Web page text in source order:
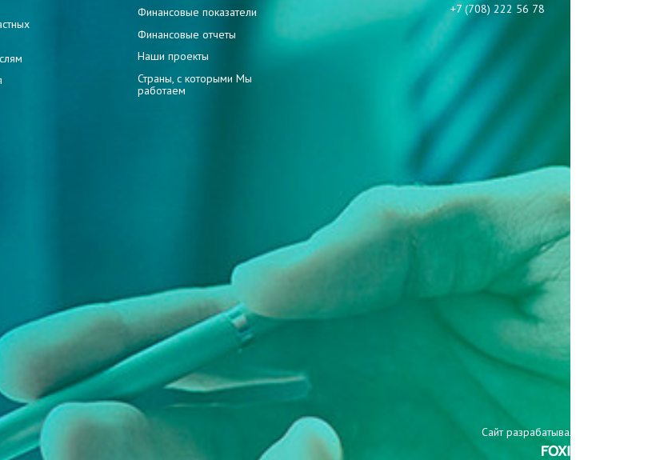
Финансовые показатели
Финансовые отчеты
Наши проекты
Страны, с которыми Мы
работаем
+7 (708) 222 56 78
Сайт разрабатывали: